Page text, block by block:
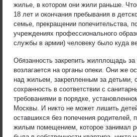
жилье, в котором они жили раньше.
18 лет и окончания пребывания в
семье, прекращении попечительства,
учреждениях профессионального
службы в армии) человеку было куда
Обязанность закрепить жилплощадь
возлагается на органы опеки. Они же
над жильем, закрепленным за детьми,
сохранность в соответствии с
требованиями в порядке,
Москвы. И никто не может лишить
оставшихся без попечения родителей,
жилым помещением, которое занимал